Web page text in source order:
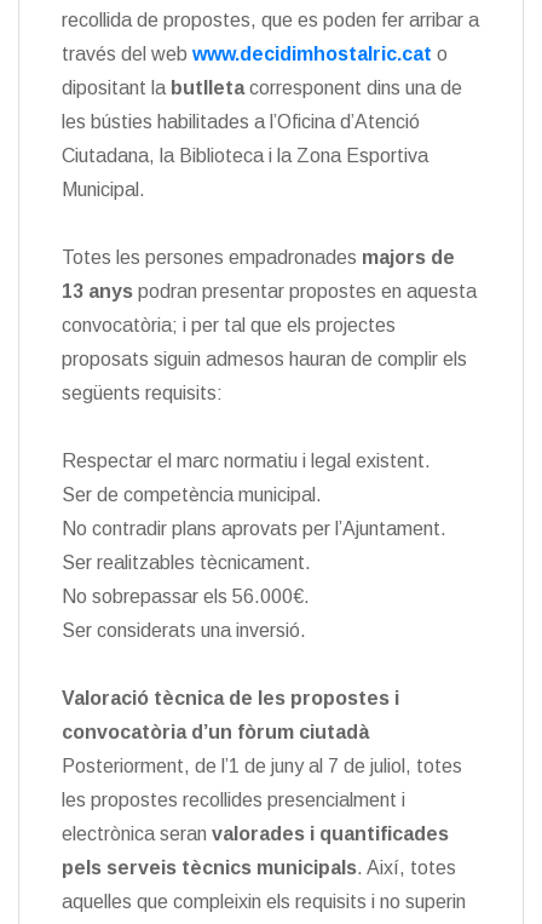
recollida de propostes, que es poden fer arribar a
través del web www.decidimhostalric.cat o
dipositant la butlletacorresponent dins una de
les bústies habilitades a l’Oficina d’Atenció
Ciutadana, la Biblioteca i la Zona Esportiva
Municipal.
Totes les persones empadronades majors de
13 anys podran presentar propostes en aquesta
convocatòria; i per tal que els projectes
proposats siguin admesos hauran de complir els
següents requisits:
Respectar el marc normatiu i legal existent.
Ser de competència municipal.
No contradir plans aprovats per l’Ajuntament.
Ser realitzables tècnicament.
No sobrepassar els 56.000€.
Ser considerats una inversió.
Valoració tècnica de les propostes i
convocatòria d’un fòrum ciutadà
Posteriorment, de l’1 de juny al 7 de juliol, totes
les propostes recollides presencialment i
electrònica seran valorades i quantificades
pels serveis tècnics municipals. Així, totes
aquelles que compleixin els requisits i no superin